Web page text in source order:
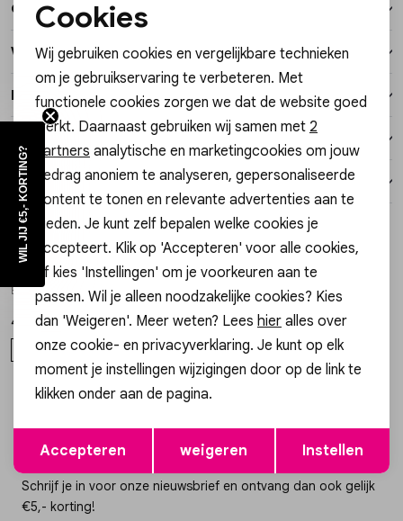
Vesten
Lingerie
Over dit item
Winkelvoorraad
Kenmerken
Verzending / Ophalen in de winkel
Retourneren
Style dit met Sale
Barrel jeans met naaddetails 01-311128-602
49,98 99,95
42
Altijd als eerste op de hoogte zijn?
Schrijf je in voor onze nieuwsbrief en ontvang dan ook gelijk
€5,- korting!
Noodzakelijke cookies
Personalisatie cookies
Analytische cookies
Marketing cookies
Opslaan
Cookies
Wij gebruiken cookies en vergelijkbare technieken
om je gebruikservaring te verbeteren. Met
functionele cookies zorgen we dat de website goed
werkt. Daarnaast gebruiken wij samen met 2
partners analytische en marketingcookies om jouw
gedrag anoniem te analyseren, gepersonaliseerde
content te tonen en relevante advertenties aan te
bieden. Je kunt zelf bepalen welke cookies je
accepteert. Klik op 'Accepteren' voor alle cookies,
of kies 'Instellingen' om je voorkeuren aan te
passen. Wil je alleen noodzakelijke cookies? Kies
dan 'Weigeren'. Meer weten? Lees hier alles over
onze cookie- en privacyverklaring. Je kunt op elk
moment je instellingen wijzigingen door op de link te
klikken onder aan de pagina.
Accepteren weigeren Instellen
WIL JIJ €5,- KORTING?